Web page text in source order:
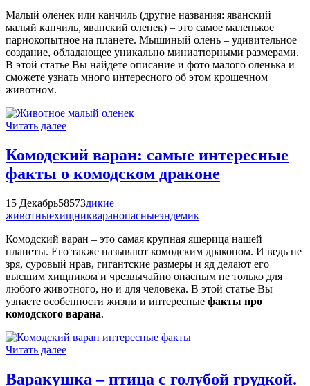
Малый оленек или канчиль (другие названия: яванский
малый канчиль, яванский оленек) – это самое маленькое
парнокопытное на планете. Мышиный олень – удивительное
создание, обладающее уникально миниатюрными размерами.
В этой статье Вы найдете описание и фото малого оленька и
сможете узнать много интересного об этом крошечном
животном.
Читать далее
Комодский варан: самые интересные
факты о комодском драконе
15 Декабрь58573дикие
животныехищникваранопасныеэндемик
Комодский варан – это самая крупная ящерица нашей
планеты. Его также называют комодским драконом. И ведь не
зря, суровый нрав, гигантские размеры и яд делают его
высшим хищником и чрезвычайно опасным не только для
любого животного, но и для человека. В этой статье Вы
узнаете особенности жизни и интересные факты про
комодского варана.
Читать далее
Варакушка – птица с голубой грудкой.